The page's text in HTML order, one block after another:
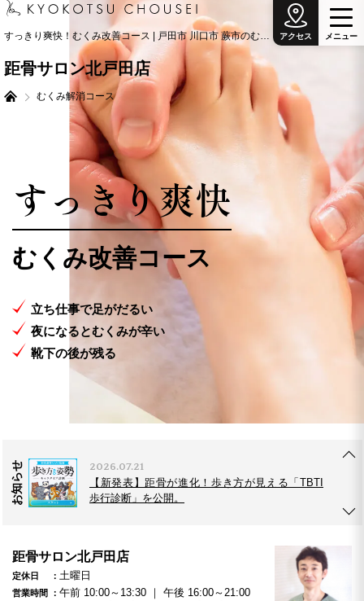
すっきり爽快！むくみ改善コース | 戸田市 川口市 蕨市のむくみ治療の専門院
距骨サロン北戸田店
むくみ解消コース
メニ ュ ー
アクセス
すっきり爽快
むくみ改善コース
立ち仕事で足がだるい
夜になるとむくみが辛い
靴下の後が残る
お知らせ
【キョコまちVol.6】国宝級！輝くドラゴン櫻と
癒しのマドンナ 距骨サロン松本店
【新発表】距骨が進化！歩き方が見える「TBTI
歩行診断」を公開。
2026.08.01
【8月1日(土) 2店舗同時OPEN】距骨サロン豊川
店・千葉蘇我店が新たにオープンします！
2026.07.17
【キョコまちVol.6】国宝級！輝くドラゴン櫻と
距骨サロン北戸田店
定休日 土曜日
営業時間 午前 10:00～13:30 ｜ 午後 16:00～21:00